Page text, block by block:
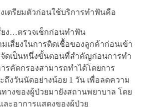
เตรียมตัวก่อนใช้บริการทำฟันคือ
ยง…ตรวจเช็กก่อนทำฟัน
เสี่ยงในการติดเชื้อของลูกค้าก่อนเข้า
ดเป็นหนึ่งขั้นตอนที่สำคัญก่อนการทำ
รคัดกรองสามารถทำได้โดยการ
งวันนัดอย่างน้อย 1 วัน เพื่อลดความ
ทางของผู้ป่วยมายังสถานพยาบาล โดย
ละอาการแสดงของผู้ป่วย